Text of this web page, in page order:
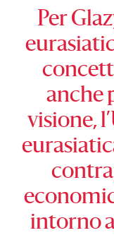
Per
anche
visione,
intorno